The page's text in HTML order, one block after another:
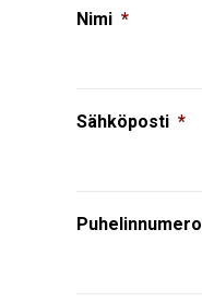
Nimi *
Sähköposti *
Puhelinnumero